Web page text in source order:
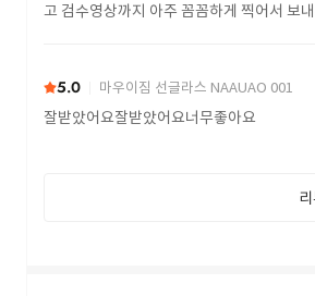
고 검수영상까지 아주 꼼꼼하게 찍어서 보
5.0 마우이짐 선글라스 NAAUAO 001
잘받았어요잘받았어요너무좋아요